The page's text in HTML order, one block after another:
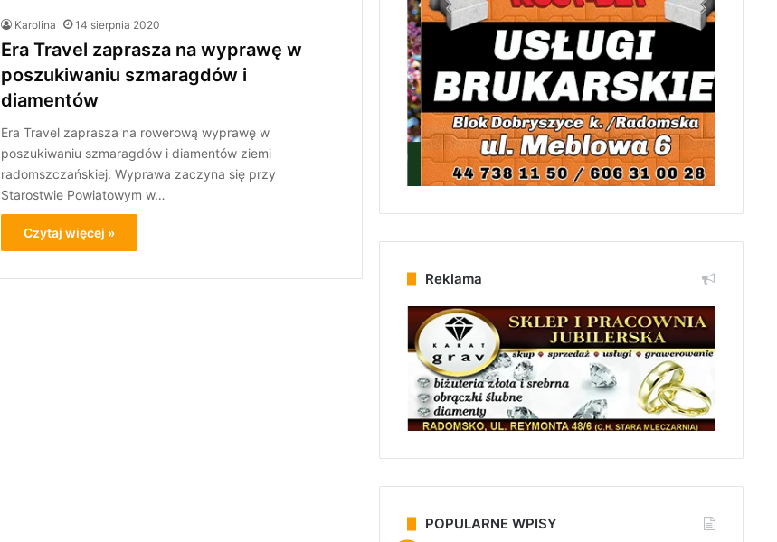
Karolina 14 sierpnia 2020
Era Travel zaprasza na wyprawę w
poszukiwaniu szmaragdów i
diamentów
Era Travel zaprasza na rowerową wyprawę w
poszukiwaniu szmaragdów i diamentów ziemi
radomszczańskiej. Wyprawa zaczyna się przy
Starostwie Powiatowym w…
Czytaj więcej »
Reklama
POPULARNE WPISY